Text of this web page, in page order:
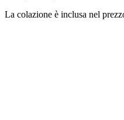
La colazione è inclusa nel